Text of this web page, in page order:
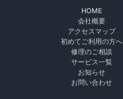
HOME
会社概要
アクセスマップ
初めてご利用の方へ
修理のご相談
サービス一覧
お知らせ
お問い合わせ